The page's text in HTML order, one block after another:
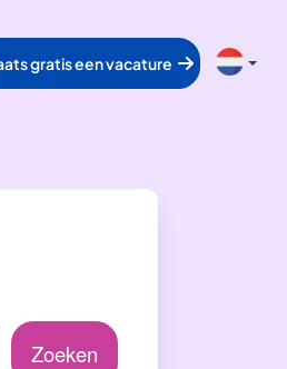
gratis een vacature
Zoeken